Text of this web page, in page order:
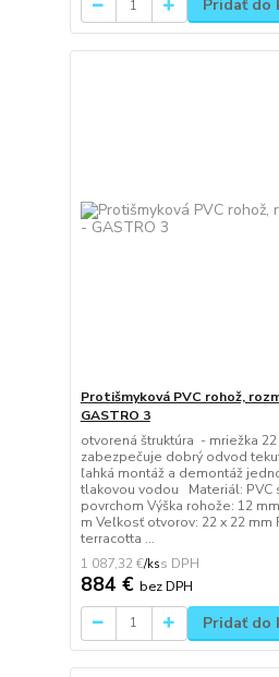
Pridať do
Protišmyková PVC rohož,
GASTRO 3
otvorená štruktúra - mriežka
zabezpečuje dobrý odvod
ľahká montáž a demontáž
tlakovou vodou Materiál: PVC
povrchom Výška rohože: 12
m Veľkosť otvorov: 22 x 22 mm
terracotta ...
1 087,32 €/ks
884 € bez DPH
Pridať do